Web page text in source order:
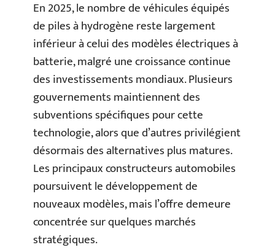
En 2025, le nombre de véhicules équipés
de piles à hydrogène reste largement
inférieur à celui des modèles électriques à
batterie, malgré une croissance continue
des investissements mondiaux. Plusieurs
gouvernements maintiennent des
subventions spécifiques pour cette
technologie, alors que d’autres privilégient
désormais des alternatives plus matures.
Les principaux constructeurs automobiles
poursuivent le développement de
nouveaux modèles, mais l’offre demeure
concentrée sur quelques marchés
stratégiques.